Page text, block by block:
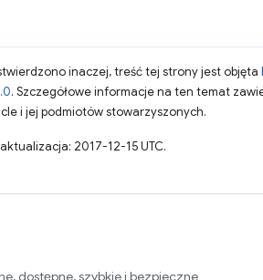
inaczej, treść tej strony jest objęta
. Szczegółowe informacje na ten temat
i jej podmiotów stowarzyszonych.
2017-12-15 UTC.
dostępne, szybkie i bezpieczne